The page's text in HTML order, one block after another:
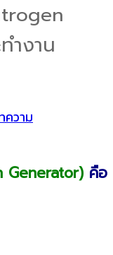
ำงาน
ความ
Generator) คือ